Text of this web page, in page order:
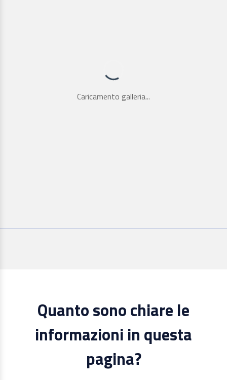
Caricamento galleria...
Quanto sono chiare le
informazioni in questa
pagina?